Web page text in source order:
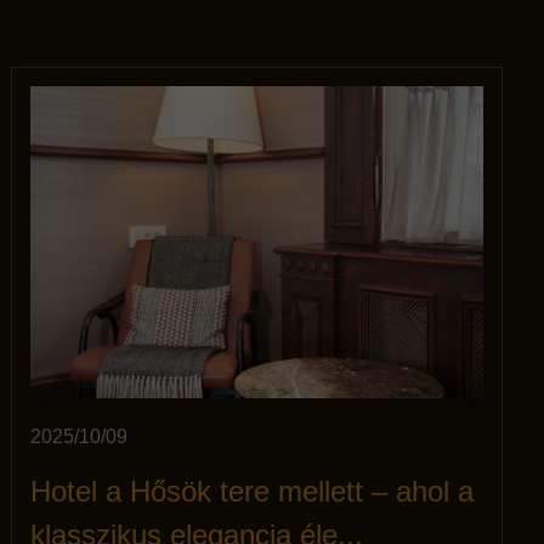
2025/10/09
Hotel a Hősök tere mellett – ahol a
klasszikus elegancia éle...